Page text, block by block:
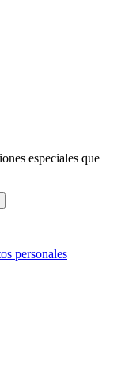
especiales que
personales